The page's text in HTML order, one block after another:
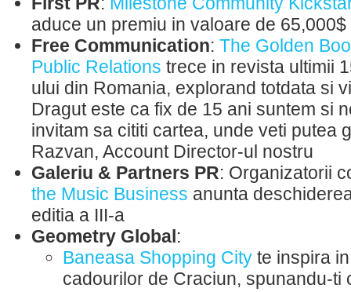
aduce un premiu in valoare de 65,000$
Free Communication: The Golden
Public Relations trece in revista ultimii
ului din Romania, explorand totdata si
Dragut este ca fix de 15 ani suntem si
invitam sa cititi cartea, unde veti putea
Razvan, Account Director-ul nostru
Galeriu & Partners PR: Organizatorii
the Music Business anunta
editia a III-a
Geometry Global:
Baneasa Shopping City te inspira
cadourilor de Craciun, spunandu-ti